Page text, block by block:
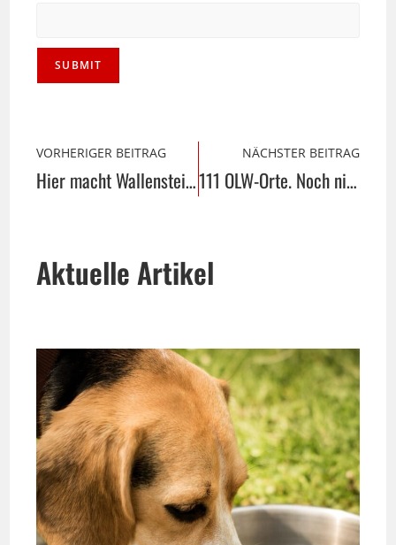
VORHERIGER BEITRAG
Hier macht Wallenstein bald Rast: Delbrück
NÄCHSTER BEITRAG
111 OLW-Orte. Noch nicht sexy genug?
Aktuelle Artikel